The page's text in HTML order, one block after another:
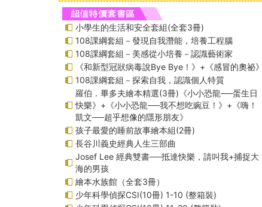
小學生的生活和安全套組(全套3冊)
108課綱套組－發現自我潛能，培養工程腦
108課綱套組－美感從小培養－認識藝術家
《和新型冠狀病毒說Bye Bye！》+《感冒的奧祕》
108課綱套組－探索自我，認識個人特質
羅伯．畢多夫繪本精選(3冊)《小小恐龍──蛋生日
快樂》+《小小恐龍──我不想吃豌豆！》+《嗨！
凱文──超乎想像的隱形朋友》
孩子最愛的睡前故事繪本組(2冊)
長谷川義史經典人生三部曲
Josef Lee 經典雙書──抵達快樂，請叫我+捕捉大
海的男孩
繪本水族館（全套3冊）
少年科學偵探CSI(10冊) 1-10 (整箱裝)